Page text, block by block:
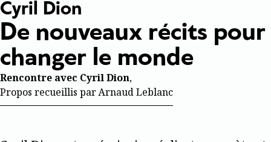
Cyril Dion
De nouveaux récits pour
changer le monde
Rencontre avec Cyril Dion,
Propos recueillis par Arnaud Leblanc